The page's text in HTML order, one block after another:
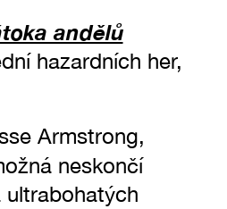
andělů
hazardních her,
Armstrong,
neskončí
ultrabohatých